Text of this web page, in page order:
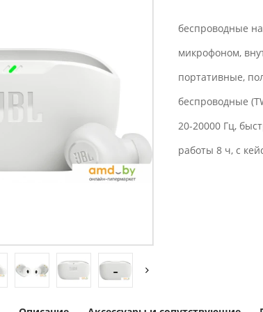
беспроводные
микрофоном,
портативные,
беспроводные
20-20000 Гц,
работы 8 ч, с